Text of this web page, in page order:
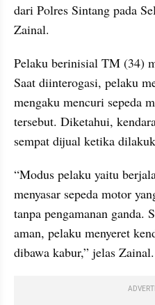
dari Polres Sintang pada
Zainal.
Pelaku berinisial TM (34)
Saat diinterogasi, pelaku
mengaku mencuri sepeda
tersebut. Diketahui,
sempat dijual ketika
“Modus pelaku yaitu
menyasar sepeda motor
tanpa pengamanan ganda.
aman, pelaku menyeret
dibawa kabur,” jelas Zainal.